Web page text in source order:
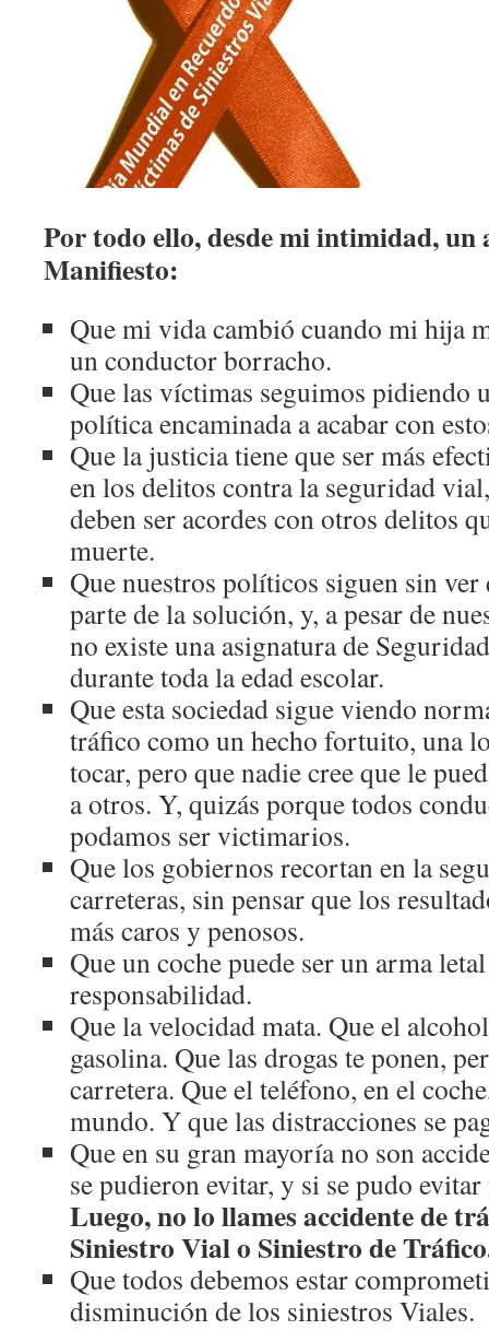
Por todo ello, desde mi intimidad, un
Manifiesto:
Que mi vida cambió cuando mi hija
un conductor borracho.
Que las víctimas seguimos pidiendo
política encaminada a acabar con
Que la justicia tiene que ser más
en los delitos contra la seguridad
deben ser acordes con otros delitos
muerte.
Que nuestros políticos siguen sin ver
parte de la solución, y, a pesar de
no existe una asignatura de
durante toda la edad escolar.
Que esta sociedad sigue viendo
tráfico como un hecho fortuito, una
tocar, pero que nadie cree que le
a otros. Y, quizás porque todos
podamos ser victimarios.
Que los gobiernos recortan en la
carreteras, sin pensar que los
más caros y penosos.
Que un coche puede ser un arma
responsabilidad.
Que la velocidad mata. Que el
gasolina. Que las drogas te ponen,
carretera. Que el teléfono, en el
mundo. Y que las distracciones se
Que en su gran mayoría no son
se pudieron evitar, y si se pudo
Luego, no lo llames accidente de
Siniestro Vial o Siniestro de
Que todos debemos estar
disminución de los siniestros Viales.